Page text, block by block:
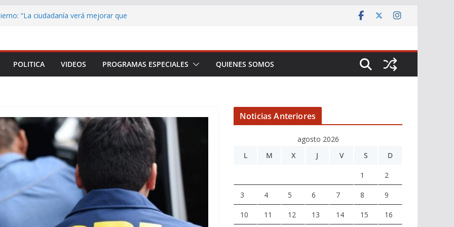
“La ciudadanía verá mejorar que
en concurso sobre neurociencia
abiertas las postulaciones al Subsidio a la
POLITICA VIDEOS PROGRAMAS ESPECIALES QUIENES SOMOS
Noticias Anteriores
agosto 2026
L
M X J V S D
1 2
3 4 5 6 7 8 9
10 11 12 13 14 15 16